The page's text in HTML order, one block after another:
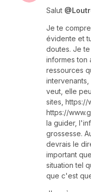
Salut
Je te
évidente et
doutes. Je
informes ton
ressources
veut, elle
sites, https://
https://
la guider,
grossesse.
devrais le
important
situation tel
que c'est